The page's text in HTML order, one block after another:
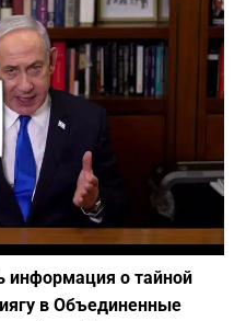
Play
Фото: скриншот из Youtube
информация о тайной
в Объединенные